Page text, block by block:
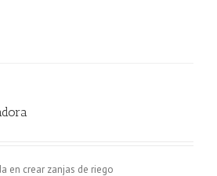
en crear zanjas de riego